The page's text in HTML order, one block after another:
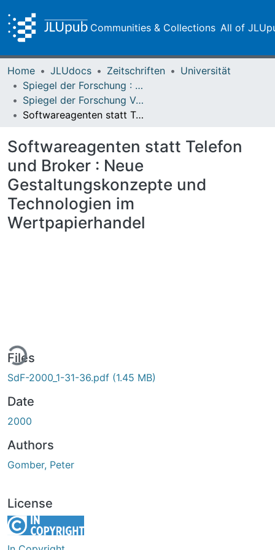
Communities & Collections All of
Home JLUdocs Zeitschriften
Universität
Spiegel der Forschung : Wissenschaftsmagazin
Spiegel der Forschung Vol. 17 (2000) Heft 1
Softwareagenten statt Telefon und Broker : Neue Gestaltungskonzepte und Technologien im Wertpapierhandel
Softwareagenten statt Telefon
und Broker : Neue
Gestaltungskonzepte und
Technologien im
Wertpapierhandel
Files
SdF-2000_1-31-36.pdf (1.45 MB)
Date
2000
Authors
Gomber, Peter
License